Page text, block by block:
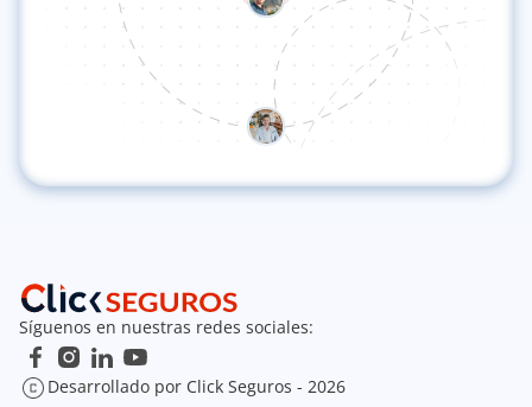
Síguenos en nuestras redes sociales:
Desarrollado por Click Seguros - 2026